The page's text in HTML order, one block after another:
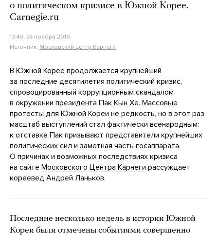
о политическом кризисе в Южной Корее.
Carnegie.ru
13:40, 24 ноября 2016
Источник: Московский центр Карнеги
В Южной Корее продолжается крупнейший
за последние десятилетия политический кризис,
спровоцированный коррупционным скандалом
в окружении президента Пак Кын Хе. Массовые
протесты для Южной Кореи не редкость, но в этот раз
масштаб выступлений стал фактически всенародным:
к отставке Пак призывают представители крупнейших
политических сил и заметная часть госаппарата.
О причинах и возможных последствиях кризиса
на сайте Московского Центра Карнеги рассуждает
кореевед Андрей Ланьков.
Последние несколько недель в истории Южной
Кореи были отмечены событиями совершенно